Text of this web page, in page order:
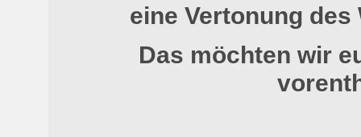
eine Vertonung
Das möchten wir